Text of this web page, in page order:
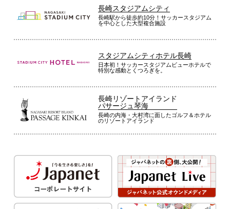
長崎スタジアムシティ
長崎駅から徒歩約10分！サッカースタジアム
を中心とした大型複合施設
スタジアムシティホテル長崎
日本初！サッカースタジアムビューホテルで
特別な感動とくつろぎを。
長崎リゾートアイランド
パサージュ琴海
長崎の内海・大村湾に面したゴルフ＆ホテル
のリゾートアイランド